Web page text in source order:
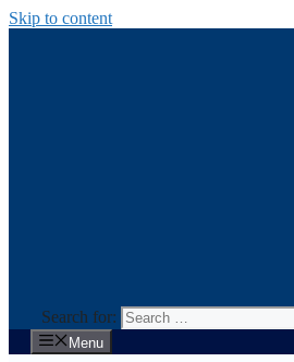
Skip to content
Search for:
Menu